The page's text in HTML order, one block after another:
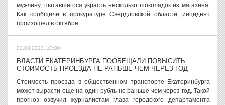
мужчину, пытавшегося украсть несколько шоколадок из магазина.
Как сообщили в прокуратуре Свердловской области, инцидент
произошел в октябре...
03.03.2023, 13:00
ВЛАСТИ ЕКАТЕРИНБУРГА ПООБЕЩАЛИ ПОВЫСИТЬ
СТОИМОСТЬ ПРОЕЗДА НЕ РАНЬШЕ ЧЕМ ЧЕРЕЗ ГОД
Стоимость проезда в общественном транспорте Екатеринбурга
может вырасти еще на один рубль не раньше чем через год. Такой
прогноз озвучил журналистам глава городского департамента